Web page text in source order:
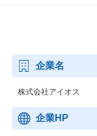
企業名
株式会社アイオス
企業HP